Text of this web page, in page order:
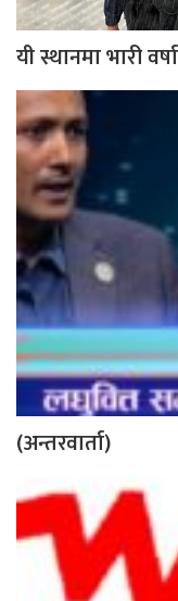
यी स्थानमा भारी
(अन्तरवार्ता)